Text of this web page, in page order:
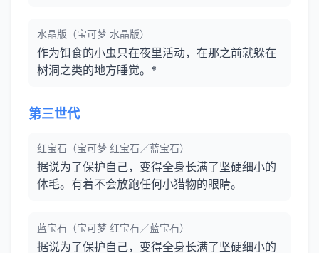
水晶版（宝可梦 水晶版）
作为饵食的小虫只在夜里活动，在那之前就躲在
树洞之类的地方睡觉。*
第三世代
红宝石（宝可梦 红宝石／蓝宝石）
据说为了保护自己，变得全身长满了坚硬细小的
体毛。有着不会放跑任何小猎物的眼睛。
蓝宝石（宝可梦 红宝石／蓝宝石）
据说为了保护自己，变得全身长满了坚硬细小的